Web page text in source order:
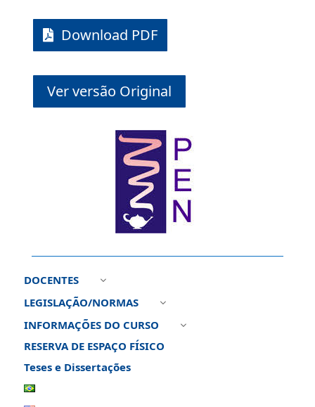
Download PDF
Ver versão Original
DOCENTES 3
LEGISLAÇÃO/NORMAS 3
INFORMAÇÕES DO CURSO 3
RESERVA DE ESPAÇO FÍSICO
Teses e Dissertações